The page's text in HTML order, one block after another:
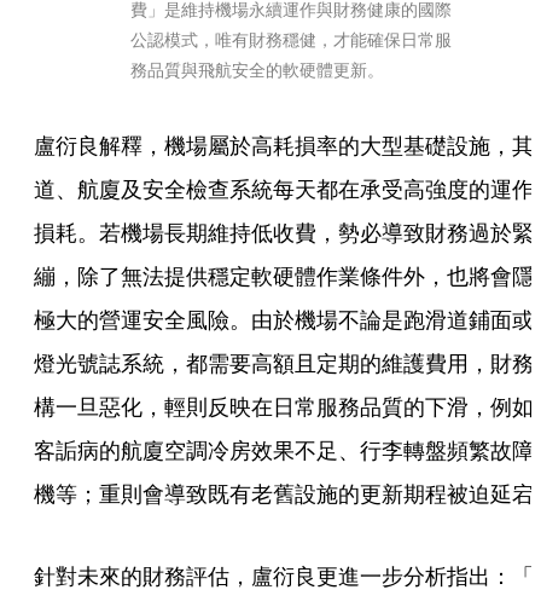
費」是維持機場永續運作與財務健康的國際
公認模式，唯有財務穩健，才能確保日常服
務品質與飛航安全的軟硬體更新。
盧衍良解釋，機場屬於高耗損率的大型基礎設施，其
道、航廈及安全檢查系統每天都在承受高強度的運作
損耗。若機場長期維持低收費，勢必導致財務過於緊
繃，除了無法提供穩定軟硬體作業條件外，也將會隱
極大的營運安全風險。由於機場不論是跑滑道鋪面或
燈光號誌系統，都需要高額且定期的維護費用，財務
構一旦惡化，輕則反映在日常服務品質的下滑，例如
客詬病的航廈空調冷房效果不足、行李轉盤頻繁故障
機等；重則會導致既有老舊設施的更新期程被迫延宕
針對未來的財務評估，盧衍良更進一步分析指出：「